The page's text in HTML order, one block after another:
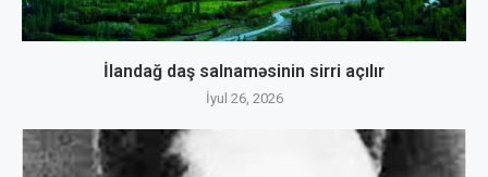
İlandağ daş salnaməsinin sirri açılır
İyul 26, 2026